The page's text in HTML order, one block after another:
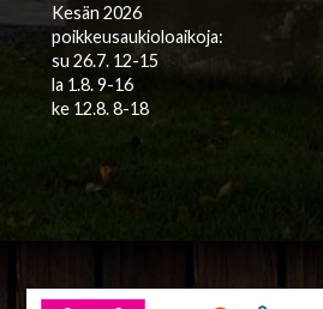
Kesän 2026
poikkeusaukioloaikoja:
su 26.7. 12-15
la 1.8. 9-16
ke 12.8. 8-18